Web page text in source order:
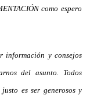
como espero
información y consejos
del asunto. Todos
es ser generosos y